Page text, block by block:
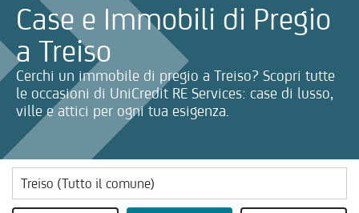
Case e Immobili di Pregio
a Treiso
Cerchi un immobile di pregio a Treiso? Scopri tutte
le occasioni di UniCredit RE Services: case di lusso,
ville e attici per ogni tua esigenza.